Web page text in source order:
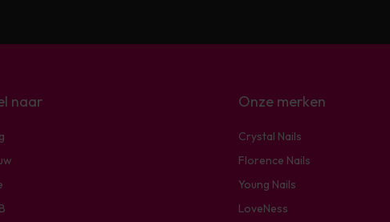
naar Onze merken
Crystal Nails
Florence Nails
Young Nails
LoveNess